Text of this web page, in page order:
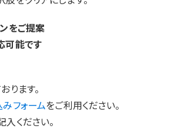
をご提案
可能です
ります。
フォームをご利用ください。
ください。